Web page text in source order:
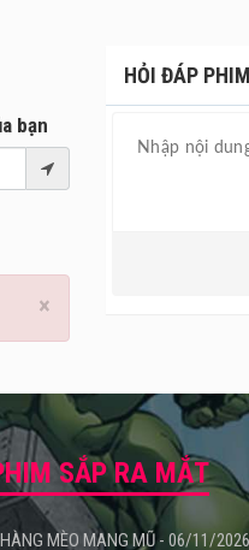
bạn
×
HỎI ĐÁP
SẮP RA MẮT
MÈO MANG MŨ - 06/11/2026